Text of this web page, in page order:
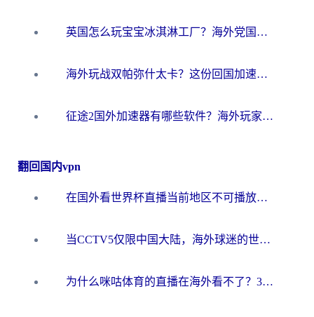
英国怎么玩宝宝冰淇淋工厂？海外党国服游戏加速避坑指南（附挪威装甲风暴解决方案）
海外玩战双帕弥什太卡？这份回国加速器终极指南帮你告别延迟（附打球球大作战古今江湖加速方案）
征途2国外加速器有哪些软件？海外玩家亲测实用指南（附非洲梦幻西游加速技巧）
翻回国内vpn
在国外看世界杯直播当前地区不可播放？海外党必看的回国加速全攻略
当CCTV5仅限中国大陆，海外球迷的世界杯狂欢如何继续？
为什么咪咕体育的直播在海外看不了？3步解决海外看世界杯+抖音地区限制难题